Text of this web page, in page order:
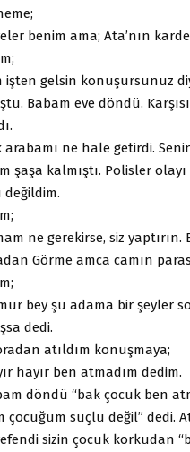
benim ama; Ata’nın
işten gelsin konuşursunuz
Babam eve döndü.
arabamı ne hale getirdi.
şaşa kalmıştı. Polisler
değildim.
ne gerekirse, siz
Görme amca camın
bey şu adama bir şeyler
dedi.
atıldım konuşmaya;
hayır ben atmadım dedim.
döndü “bak çocuk ben
çocuğum suçlu değil” dedi.
sizin çocuk korkudan